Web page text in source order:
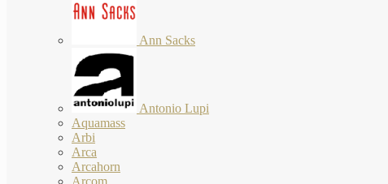
Ann Sacks
Antonio Lupi
Aquamass
Arbi
Arca
Arcahorn